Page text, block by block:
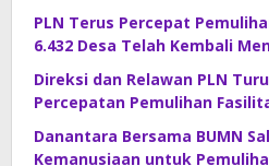
PLN Terus Percepat
6.432 Desa Telah Kembali
Direksi dan Relawan PLN
Percepatan Pemulihan
Danantara Bersama BUMN
Kemanusiaan untuk